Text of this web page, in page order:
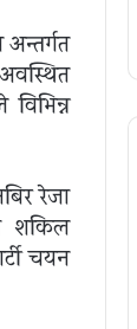
रेजा
शकिल
चयन